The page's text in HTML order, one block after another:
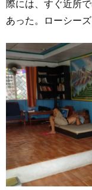
際には、すぐ近所
あった。ローシー